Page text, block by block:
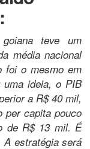
:
teve um
média nacional
foi o mesmo em
ideia, o PIB
a R$ 40 mil,
per capita pouco
de R$ 13 mil. É
A estratégia será